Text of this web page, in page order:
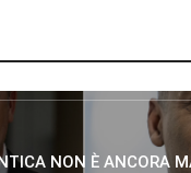
NON È ANCORA